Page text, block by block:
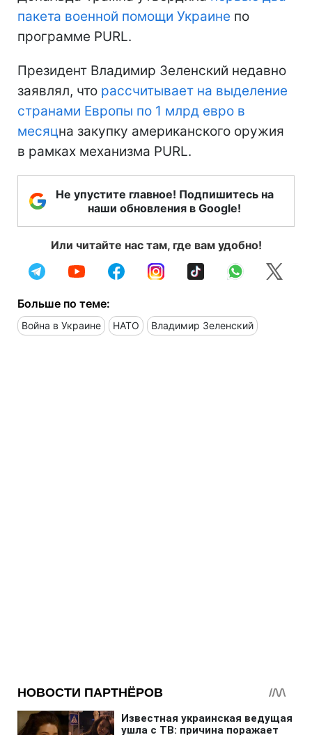
пакета военной помощи Украине по
программе PURL.
Президент Владимир Зеленский недавно
заявлял, что рассчитывает на выделение
странами Европы по 1 млрд евро в
месяцна закупку американского оружия
в рамках механизма PURL.
Не упустите главное! Подпишитесь на
наши обновления в Google!
Или читайте нас там, где вам удобно!
Больше по теме:
Война в Украине НАТО Владимир Зеленский